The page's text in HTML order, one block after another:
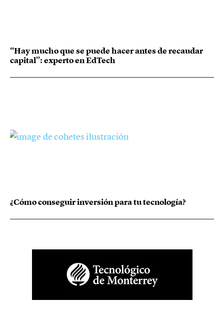
“Hay mucho que se puede hacer antes de recaudar
capital”: experto en EdTech
¿Cómo conseguir inversión para tu tecnología?